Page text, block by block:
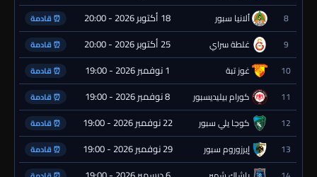
8 ألانيا سبور 18 أكتوبر 2026 - 20:00 ⏰ قادمة
9 غلطة سراي 25 أكتوبر 2026 - 20:00 ⏰ قادمة
10 غوز تبة 1 نوفمبر 2026 - 19:00 ⏰ قادمة
11 كورام بيليديسبور 8 نوفمبر 2026 - 19:00 ⏰ قادمة
12 كوجا يلي سبور 22 نوفمبر 2026 - 19:00 ⏰ قادمة
13 إيرزوروم سبور 29 نوفمبر 2026 - 19:00 ⏰ قادمة